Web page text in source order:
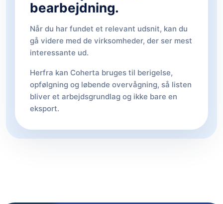
bearbejdning.
Når du har fundet et relevant udsnit, kan du
gå videre med de virksomheder, der ser mest
interessante ud.
Herfra kan Coherta bruges til berigelse,
opfølgning og løbende overvågning, så listen
bliver et arbejdsgrundlag og ikke bare en
eksport.